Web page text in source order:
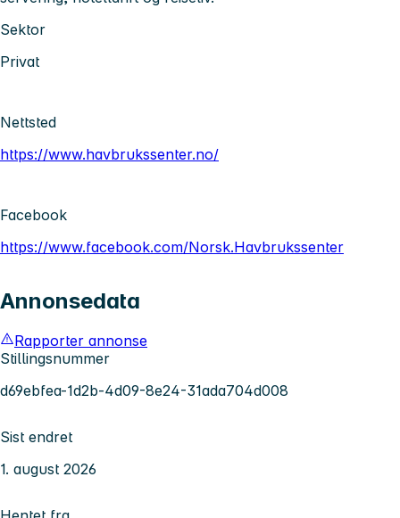
Sektor
Privat
Nettsted
https://www.havbrukssenter.no/
Facebook
https://www.facebook.com/Norsk.Havbrukssenter
Annonsedata
Rapporter annonse
Stillingsnummer
d69ebfea-1d2b-4d09-8e24-31ada704d008
Sist endret
1. august 2026